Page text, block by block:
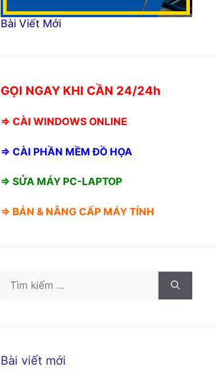
Bài Viết Mới
GỌI NGAY KHI CẦN 24/24h
⇒ CÀI WINDOWS ONLINE
⇒ CÀI PHẦN MỀM ĐỒ HỌA
⇒ SỬA MÁY PC-LAPTOP
⇒ BÁN & NÂNG CẤP MÁY TÍNH
Tìm
kiếm
Bài viết mới